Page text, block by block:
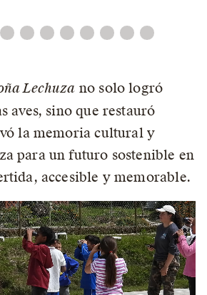
Lechuza no solo logró
aves, sino que restauró
la memoria cultural y
para un futuro sostenible en
accesible y memorable.